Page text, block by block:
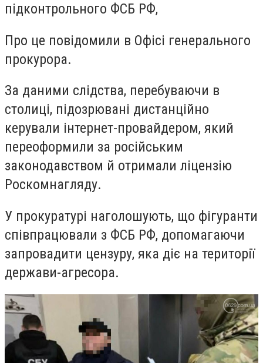
підконтрольного ФСБ РФ,
Про це повідомили в Офісі генерального
прокурора.
За даними слідства, перебуваючи в
столиці, підозрювані дистанційно
керували інтернет-провайдером, який
переоформили за російським
законодавством й отримали ліцензію
Роскомнагляду.
У прокуратурі наголошують, що фігуранти
співпрацювали з ФСБ РФ, допомагаючи
запровадити цензуру, яка діє на території
держави-агресора.